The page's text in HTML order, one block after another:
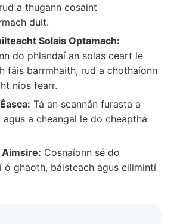
a thugann cosaint
duit.
Solais Optamach:
do phlandaí an solas ceart le
fáis barrmhaith, rud a chothaíonn
níos fearr.
Tá an scannán furasta a
agus a cheangal le do cheaptha
Cosnaíonn sé do
ó ghaoth, báisteach agus eilimintí